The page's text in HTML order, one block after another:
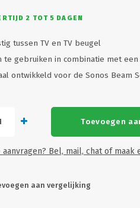
2 TOT 5 DAGEN
tussen TV en TV beugel
te gebruiken in combinatie met
ontwikkeld voor de Sonos Beam
Toevoegen
Bel, mail, chat of maak
aan vergelijking